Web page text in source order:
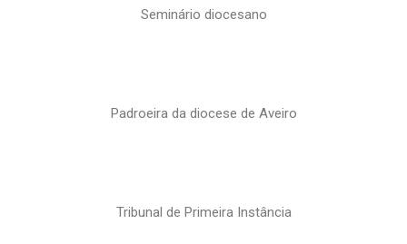
Seminário diocesano
Padroeira da diocese de Aveiro
Tribunal de Primeira Instância